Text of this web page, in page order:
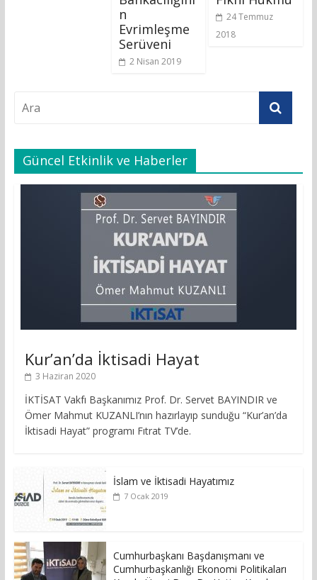
n
Evrimleşme
Serüveni
2 Nisan 2019
24 Temmuz
2018
Güncel Etkinlik ve Haberler
Kur’an’da İktisadi Hayat
3 Haziran 2020
İKTİSAT Vakfı Başkanımız Prof. Dr. Servet BAYINDIR ve
Ömer Mahmut KUZANLI’nın hazırlayıp sunduğu “Kur’an’da
İktisadi Hayat” programı Fıtrat TV’de.
İslam ve İktisadi Hayatımız
7 Ocak 2019
Cumhurbaşkanı Başdanışmanı ve
Cumhurbaşkanlığı Ekonomi Politikaları